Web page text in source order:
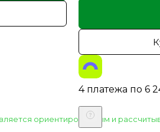
ориентировочным и
4 платежа по 6